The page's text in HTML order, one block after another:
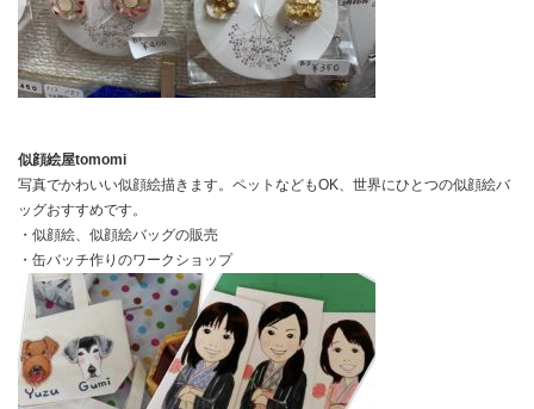
似顔絵屋tomomi
写真でかわいい似顔絵描きます。ペットなどもOK、世界にひとつの似顔絵バ
ッグおすすめです。
・似顔絵、似顔絵バッグの販売
・缶バッチ作りのワークショップ